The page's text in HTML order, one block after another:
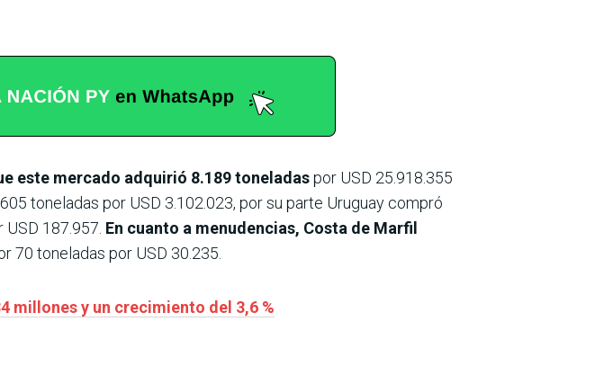
este mercado adquirió 8.189 toneladaspor USD 25.918.355
toneladas por USD 3.102.023, por su parte Uruguay compró
187.957. En cuanto a menudencias, Costa de Marfil
70 toneladas por USD 30.235.
millones y un crecimiento del 3,6 %